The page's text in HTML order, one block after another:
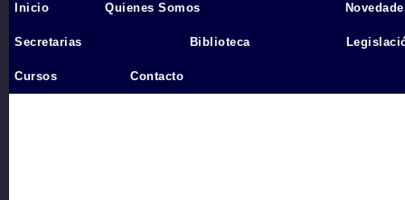
Inicio
Inicio Quienes Somos
Secretarias Biblioteca
Cursos Contacto